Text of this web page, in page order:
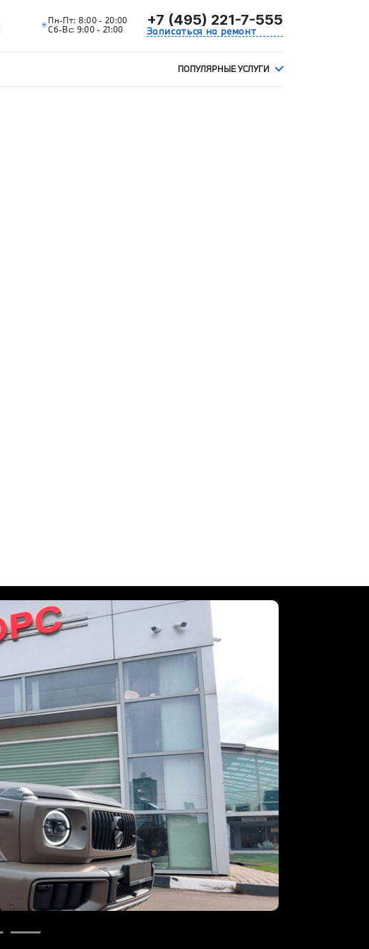
Пн-Пт: 8:00 - 20:00
Сб-Вс: 9:00 - 21:00
+7 (495) 221-7-555
Записаться на ремонт
ПОПУЛЯРНЫЕ УСЛУГИ